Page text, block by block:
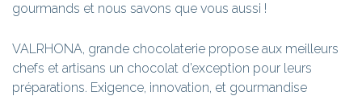
gourmands et nous savons que vous aussi !
VALRHONA, grande chocolaterie propose aux meilleurs
chefs et artisans un chocolat d’exception pour leurs
préparations. Exigence, innovation, et gourmandise